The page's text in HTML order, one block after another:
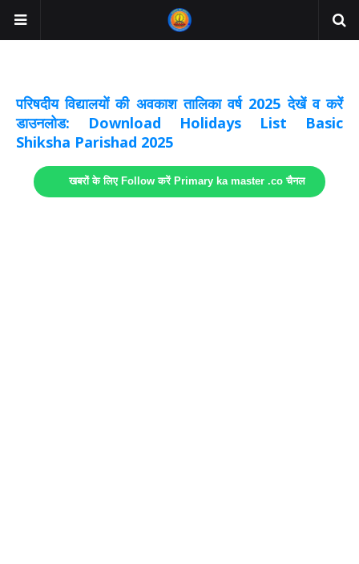
परिषदीय विद्यालयों की अवकाश तालिका वर्ष 2025 देखें व करें
डाउनलोड: Download Holidays List Basic
Shiksha Parishad 2025
खबरों के लिए Follow करें Primary ka master .co चैनल